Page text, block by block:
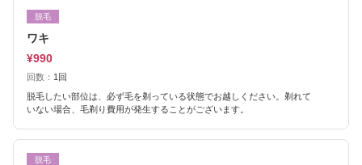
脱毛
ワキ
¥990
回数： 1回
脱毛したい部位は、必ず毛を剃っている状態でお越しください。剃れて
いない場合、毛剃り費用が発生することがございます。
脱毛